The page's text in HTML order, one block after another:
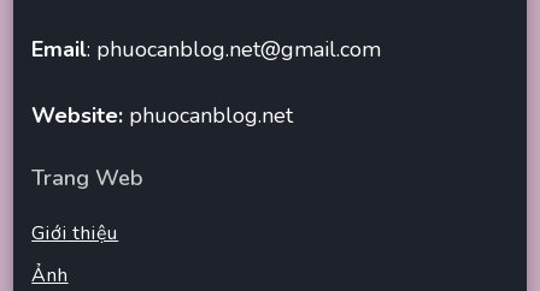
Email: phuocanblog.net@gmail.com
Website: phuocanblog.net
Trang Web
Giới thiệu
Ảnh